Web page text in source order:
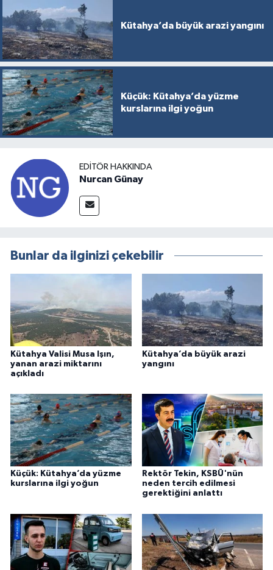
Kütahya’da büyük arazi yangını
Küçük: Kütahya’da yüzme
kurslarına ilgi yoğun
EDITÖR HAKKINDA
Nurcan Günay
Bunlar da ilginizi çekebilir
Kütahya Valisi Musa Işın,
yanan arazi miktarını
açıkladı
Kütahya’da büyük arazi
yangını
Küçük: Kütahya’da yüzme
kurslarına ilgi yoğun
Rektör Tekin, KSBÜ'nün
neden tercih edilmesi
gerektiğini anlattı